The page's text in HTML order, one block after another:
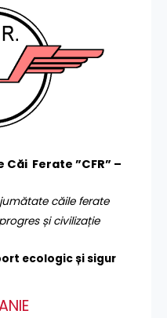
Ferate ”CFR” –
căile ferate
și civilizație
ecologic și sigur